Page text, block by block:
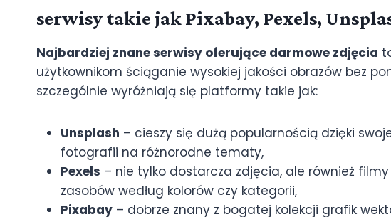
serwisy takie jak Pixabay, Pexels,
Najbardziej znane serwisy oferujące darmowe zdjęcia
użytkownikom ściąganie wysokiej jakości obrazów bez
szczególnie wyróżniają się platformy takie jak:
Unsplash – cieszy się dużą popularnością dzięki
fotografii na różnorodne tematy,
Pexels – nie tylko dostarcza zdjęcia, ale również
zasobów według kolorów czy kategorii,
Pixabay – dobrze znany z bogatej kolekcji grafik